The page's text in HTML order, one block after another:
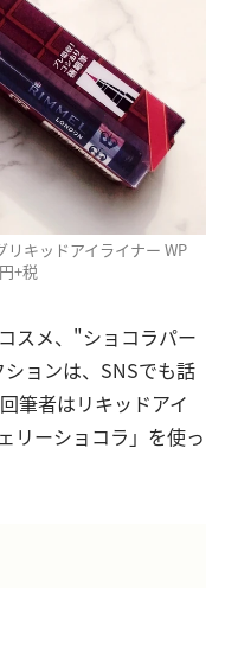
キッドアイライナー WP
+税
スメ、"ショコラパー
ョンは、SNSでも話
筆者はリキッドアイ
リーショコラ」を使っ